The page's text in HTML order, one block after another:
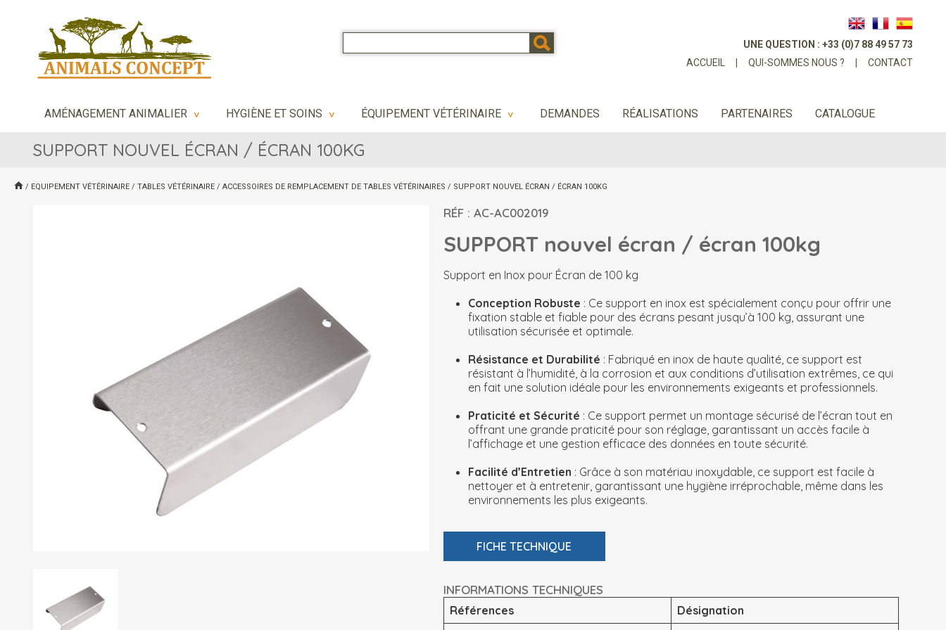
UNE QUESTION : +33 (0)7 88 49 57 73
ACCUEIL
QUI-SOMMES NOUS ? CONTACT
AMÉNAGEMENT ANIMALIER > HYGIÈNE ET SOINS > ÉQUIPEMENT VÉTÉRINAIRE > DEMANDES RÉALISATIONS PARTENAIRES CATALOGUE
SUPPORT NOUVEL ÉCRAN / ÉCRAN 100KG
/ EQUIPEMENT VÉTÉRINAIRE / TABLES VÉTÉRINAIRE / ACCESSOIRES DE REMPLACEMENT DE TABLES VÉTÉRINAIRES / SUPPORT NOUVEL ÉCRAN / ÉCRAN 100KG
RÉF : AC-AC002019
SUPPORT nouvel écran / écran 100kg
Support en Inox pour Écran de 100 kg
Conception Robuste : Ce support en inox est spécialement conçu pour offrir une
fixation stable et fiable pour des écrans pesant jusqu’à 100 kg, assurant une
utilisation sécurisée et optimale.
Résistance et Durabilité : Fabriqué en inox de haute qualité, ce support est
résistant à l’humidité, à la corrosion et aux conditions d’utilisation extrêmes, ce qui
en fait une solution idéale pour les environnements exigeants et professionnels.
Praticité et Sécurité : Ce support permet un montage sécurisé de l’écran tout en
offrant une grande praticité pour son réglage, garantissant un accès facile à
l’affichage et une gestion efficace des données en toute sécurité.
Facilité d’Entretien : Grâce à son matériau inoxydable, ce support est facile à
nettoyer et à entretenir, garantissant une hygiène irréprochable, même dans les
environnements les plus exigeants.
FICHE TECHNIQUE
INFORMATIONS TECHNIQUES
Références
Désignation